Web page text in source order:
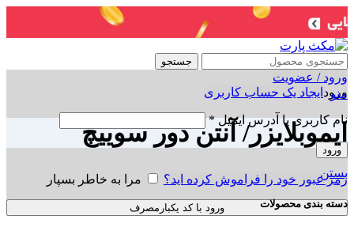
جستجو
ورود / عضویت
ورود ایجاد یک حساب کاربری
نام کاربری یا آدرس ایمیل*
ورود
رمز عبور خود را فراموش کرده اید؟ مرا به خاطر بسپار
ورود با کد یکبارمصرف
منو
ایموبلایزر/ آنتن دور سوییچ
بستن
دسته بندی محصولات